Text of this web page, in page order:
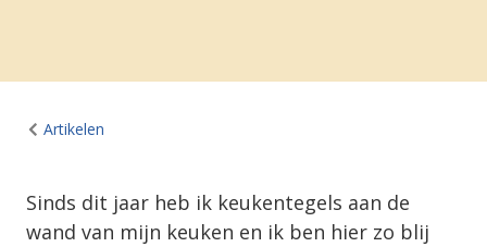
Artikelen
Sinds dit jaar heb ik keukentegels aan de
wand van mijn keuken en ik ben hier zo blij